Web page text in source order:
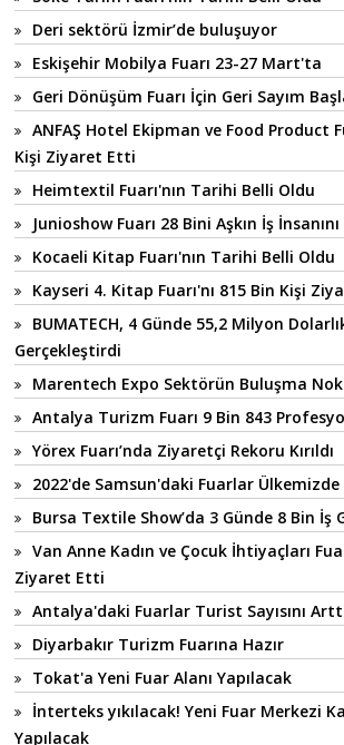
Deri sektörü İzmir’de buluşuyor
Eskişehir Mobilya Fuarı 23-27 Mart'ta
Geri Dönüşüm Fuarı İçin Geri Sayım
ANFAŞ Hotel Ekipman ve Food Product
Kişi Ziyaret Etti
Heimtextil Fuarı'nın Tarihi Belli Oldu
Junioshow Fuarı 28 Bini Aşkın İş İnsanını
Kocaeli Kitap Fuarı'nın Tarihi Belli Oldu
Kayseri 4. Kitap Fuarı'nı 815 Bin Kişi
BUMATECH, 4 Günde 55,2 Milyon
Gerçekleştirdi
Marentech Expo Sektörün Buluşma
Antalya Turizm Fuarı 9 Bin 843
Yörex Fuarı’nda Ziyaretçi Rekoru Kırıldı
2022'de Samsun'daki Fuarlar Ülkemizde
Bursa Textile Show’da 3 Günde 8 Bin İş
Van Anne Kadın ve Çocuk İhtiyaçları
Ziyaret Etti
Antalya'daki Fuarlar Turist Sayısını
Diyarbakır Turizm Fuarına Hazır
Tokat'a Yeni Fuar Alanı Yapılacak
İnterteks yıkılacak! Yeni Fuar Merkezi
Yapılacak